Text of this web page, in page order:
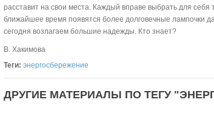
расставит на свои места. Каждый вправе выбрать для
ближайшее время появятся более долговечные лампочки
сегодня возлагаем большие надежды. Кто знает?
В. Хакимова
Теги: энергосбережение
ДРУГИЕ МАТЕРИАЛЫ ПО ТЕГУ